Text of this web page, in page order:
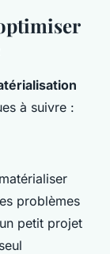
à suivre :
problèmes
petit projet